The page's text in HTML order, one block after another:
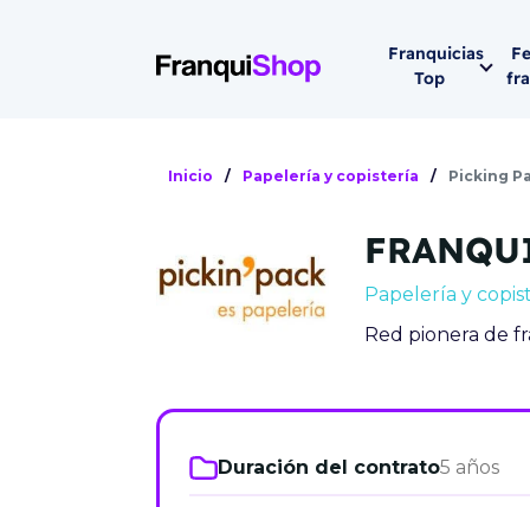
Franquicias
Top
Hostelería
Estética y
Gimnasios
08-
08 de
Municipal
Lleva tu
Inicio / Papelería y copistería / Picking
Papelería y
Red pionera de
Duración del contrato5 años